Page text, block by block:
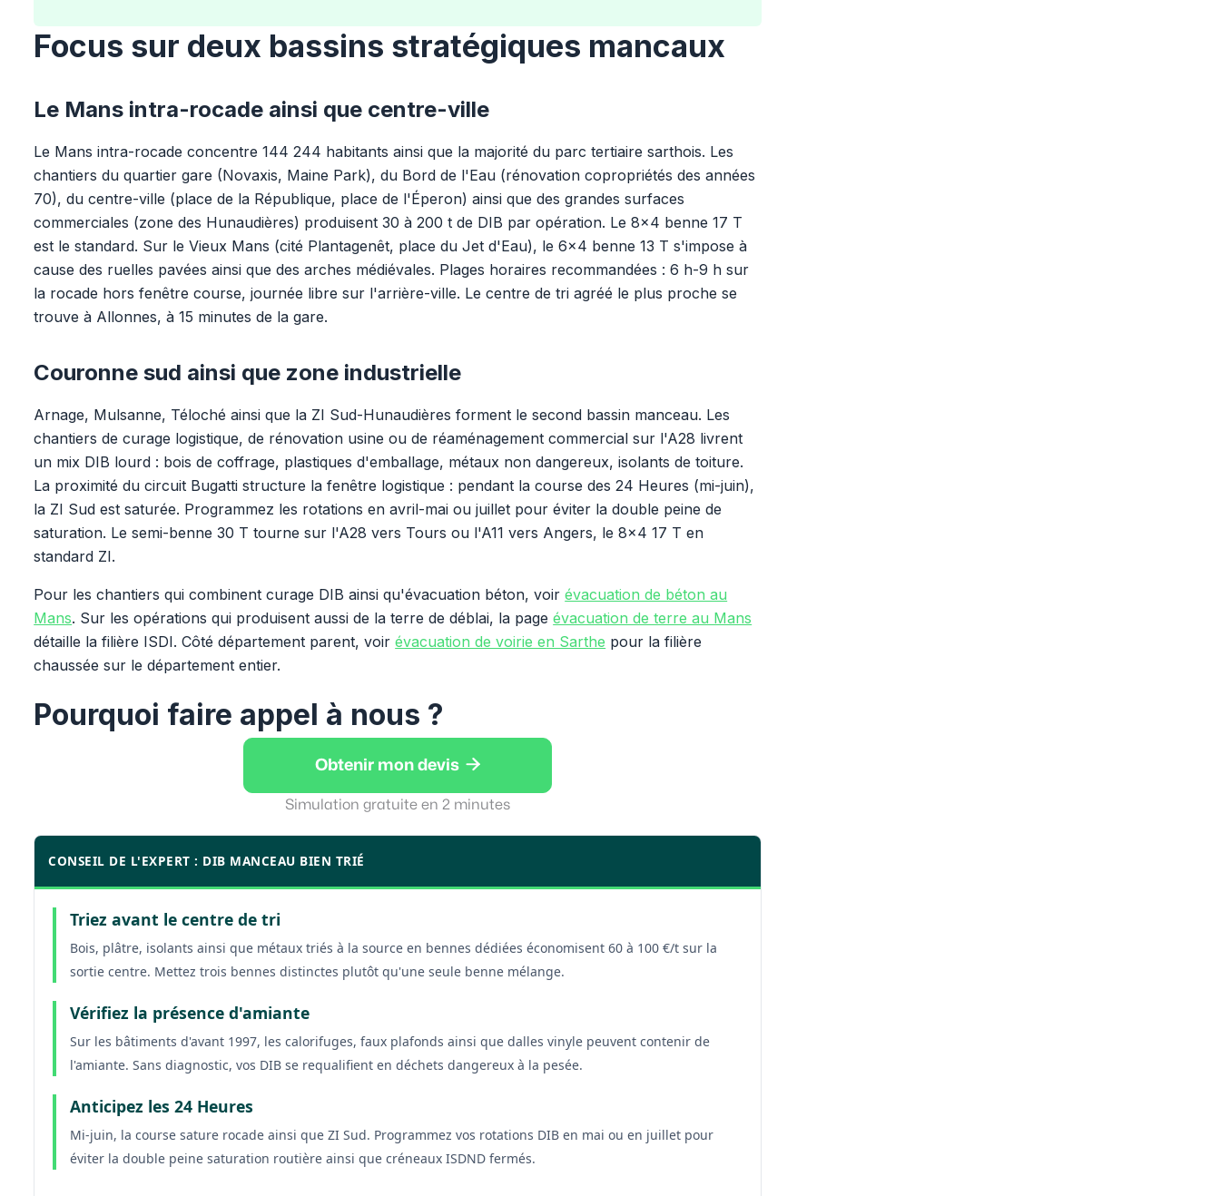
Focus sur deux bassins stratégiques mancaux
Le Mans intra-rocade ainsi que centre-ville
Le Mans intra-rocade concentre 144 244 habitants ainsi que la majorité du parc tertiaire sarthois. Les
chantiers du quartier gare (Novaxis, Maine Park), du Bord de l'Eau (rénovation copropriétés des années
70), du centre-ville (place de la République, place de l'Éperon) ainsi que des grandes surfaces
commerciales (zone des Hunaudières) produisent 30 à 200 t de DIB par opération. Le 8x4 benne 17 T
est le standard. Sur le Vieux Mans (cité Plantagenêt, place du Jet d'Eau), le 6x4 benne 13 T s'impose à
cause des ruelles pavées ainsi que des arches médiévales. Plages horaires recommandées : 6 h-9 h sur
la rocade hors fenêtre course, journée libre sur l'arrière-ville. Le centre de tri agréé le plus proche se
trouve à Allonnes, à 15 minutes de la gare.
Couronne sud ainsi que zone industrielle
Arnage, Mulsanne, Téloché ainsi que la ZI Sud-Hunaudières forment le second bassin manceau. Les
chantiers de curage logistique, de rénovation usine ou de réaménagement commercial sur l'A28 livrent
un mix DIB lourd : bois de coffrage, plastiques d'emballage, métaux non dangereux, isolants de toiture.
La proximité du circuit Bugatti structure la fenêtre logistique : pendant la course des 24 Heures (mi-juin),
la ZI Sud est saturée. Programmez les rotations en avril-mai ou juillet pour éviter la double peine de
saturation. Le semi-benne 30 T tourne sur l'A28 vers Tours ou l'A11 vers Angers, le 8x4 17 T en
standard ZI.
Pour les chantiers qui combinent curage DIB ainsi qu'évacuation béton, voirévacuation de béton au
Mans. Sur les opérations qui produisent aussi de la terre de déblai, la pageévacuation de terre au Mans
détaille la filière ISDI. Côté département parent, voirévacuation de voirie en Sarthe pour la filière
chaussée sur le département entier.
Pourquoi faire appel à nous ?
Obtenir mon devis 
Simulation gratuite en 2 minutes
CONSEIL DE L'EXPERT : DIB MANCEAU BIEN TRIÉ
Triez avant le centre de tri
Bois, plâtre, isolants ainsi que métaux triés à la source en bennes dédiées économisent 60 à 100 €/t sur la
sortie centre. Mettez trois bennes distinctes plutôt qu'une seule benne mélange.
Vérifiez la présence d'amiante
Sur les bâtiments d'avant 1997, les calorifuges, faux plafonds ainsi que dalles vinyle peuvent contenir de
l'amiante. Sans diagnostic, vos DIB se requalifient en déchets dangereux à la pesée.
Anticipez les 24 Heures
Mi-juin, la course sature rocade ainsi que ZI Sud. Programmez vos rotations DIB en mai ou en juillet pour
éviter la double peine saturation routière ainsi que créneaux ISDND fermés.